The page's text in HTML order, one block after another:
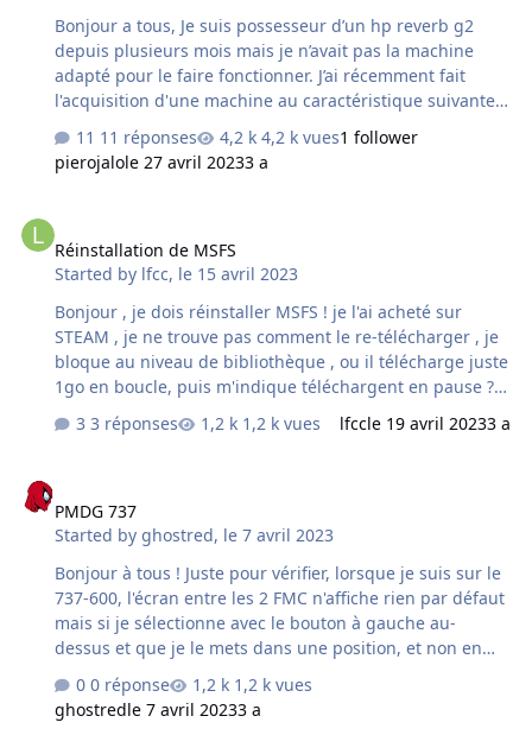
Bonjour a tous, Je suis possesseur d’un hp reverb g2
depuis plusieurs mois mais je n’avait pas la machine
adapté pour le faire fonctionner. J’ai récemment fait
l'acquisition d'une machine au caractéristique suivante:
Processeur Intel Core i5-10500H (Hexa-Core 2.5 GHz / 4.5
GHz Turbo - 12 Threads - Cache 12 Mo) 16 Go de
mémoire DDR4 limitée à 2933 MHz (2x 8 Go - 2 slots -
NVIDIA GeForce RTX 3060 (Max-Q) avec 6 Go de mémoire
GDDR6 Je rame depuis 1 semaine de tutos en forums
11 réponses 4,2 k vues1 follower
pierojalole 27 avril 20233 a
Réinstallation de MSFS
Started by lfcc, le 15 avril 2023
Bonjour , je dois réinstaller MSFS ! je l'ai acheté sur
STEAM , je ne trouve pas comment le re-télécharger , je
bloque au niveau de bibliothèque , ou il télécharge juste
1go en boucle, puis m'indique téléchargent en pause ??
Merci, pour votre aide et de m'indiquer la marche à
suivre .
3 réponses 1,2 k vues lfccle 19 avril 20233 a
PMDG 737
Started byghostred, le 7 avril 2023
Bonjour à tous ! Juste pour vérifier, lorsque je suis sur le
737-600, l'écran entre les 2 FMC n'affiche rien par défaut
mais si je sélectionne avec le bouton à gauche au-
dessus et que je le mets dans une position, et non en
normal, il m'affiche la carte mais rien d'autre à faire
défiler par exemple pour avoir les moteurs plutôt qu'au
dessus. J'ai vérifié les paramètres d'affichage dans le
0 réponse
1,2 k vues
ghostredle 7 avril 20233 a